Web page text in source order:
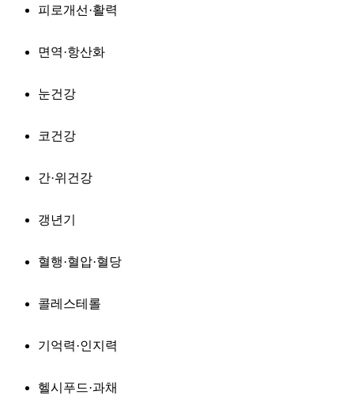
피로개선·활력
면역·항산화
눈건강
코건강
간·위건강
갱년기
혈행·혈압·혈당
콜레스테롤
기억력·인지력
헬시푸드·과채